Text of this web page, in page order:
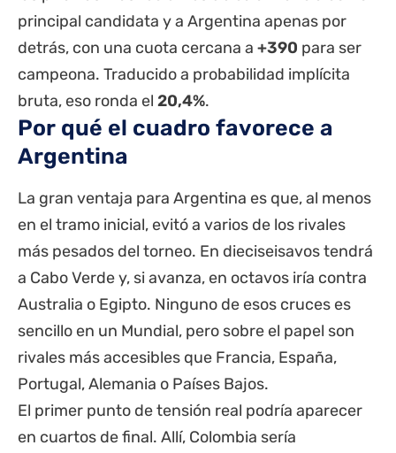
principal candidata y a Argentina apenas por
detrás, con una cuota cercana a +390 para ser
campeona. Traducido a probabilidad implícita
bruta, eso ronda el 20,4%.
Por qué el cuadro favorece a
Argentina
La gran ventaja para Argentina es que, al menos
en el tramo inicial, evitó a varios de los rivales
más pesados del torneo. En dieciseisavos tendrá
a Cabo Verde y, si avanza, en octavos iría contra
Australia o Egipto. Ninguno de esos cruces es
sencillo en un Mundial, pero sobre el papel son
rivales más accesibles que Francia, España,
Portugal, Alemania o Países Bajos.
El primer punto de tensión real podría aparecer
en cuartos de final. Allí, Colombia sería